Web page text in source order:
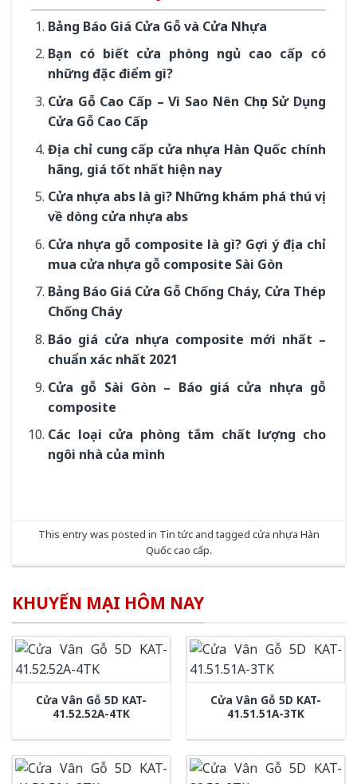
Bảng Báo Giá Cửa Gỗ và Cửa Nhựa
Bạn có biết cửa phòng ngủ cao cấp có
những đặc điểm gì?
Cửa Gỗ Cao Cấp – Vì Sao Nên Chọn Sử Dụng
Cửa Gỗ Cao Cấp
Địa chỉ cung cấp cửa nhựa Hàn Quốc chính
hãng, giá tốt nhất hiện nay
Cửa nhựa abs là gì? Những khám phá thú vị
về dòng cửa nhựa abs
Cửa nhựa gỗ composite là gì? Gợi ý địa chỉ
mua cửa nhựa gỗ composite Sài Gòn
Bảng Báo Giá Cửa Gỗ Chống Cháy, Cửa Thép
Chống Cháy
Báo giá cửa nhựa composite mới nhất –
chuẩn xác nhất 2021
Cửa gỗ Sài Gòn – Báo giá cửa nhựa gỗ
composite
Các loại cửa phòng tắm chất lượng cho
ngôi nhà của mình
This entry was posted in Tin tứcand tagged cửa nhựa Hàn
Quốc cao cấp.
KHUYẾN MẠI HÔM NAY
Cửa Vân Gỗ 5D KAT-
41.52.52A-4TK
Cửa Vân Gỗ 5D KAT-
41.51.51A-3TK